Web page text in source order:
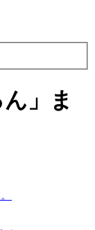
」ま